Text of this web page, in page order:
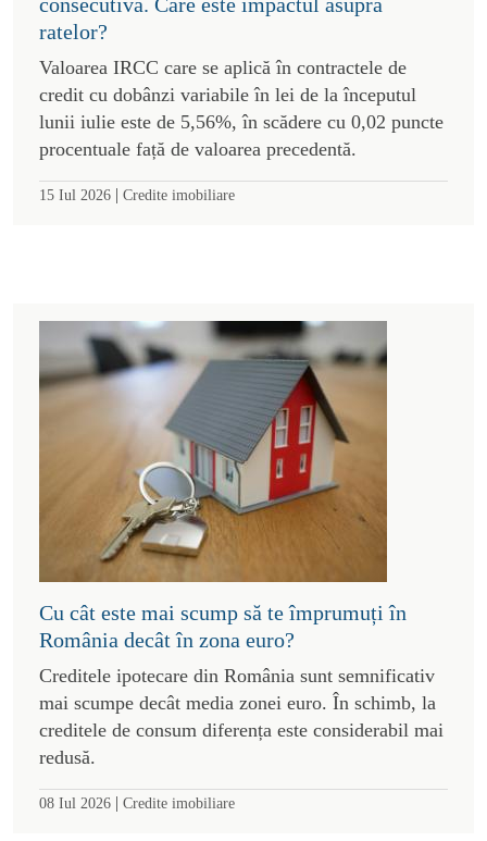
ratelor?
Valoarea IRCC care se aplică în contractele de
credit cu dobânzi variabile în lei de la începutul
lunii iulie este de 5,56%, în scădere cu 0,02 puncte
procentuale față de valoarea precedentă.
15 Iul 2026 | Credite imobiliare
Cu cât este mai scump să te împrumuți în
România decât în zona euro?
Creditele ipotecare din România sunt semnificativ
mai scumpe decât media zonei euro. În schimb, la
creditele de consum diferența este considerabil mai
redusă.
08 Iul 2026 | Credite imobiliare